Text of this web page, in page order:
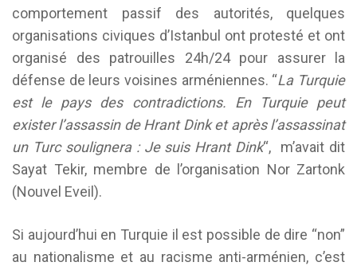
comportement passif des autorités, quelques
organisations civiques d’Istanbul ont protesté et ont
organisé des patrouilles 24h/24 pour assurer la
défense de leurs voisines arméniennes. “La Turquie
est le pays des contradictions. En Turquie peut
exister l’assassin de Hrant Dink et après l’assassinat
un Turc soulignera : Je suis Hrant Dink“, m’avait dit
Sayat Tekir, membre de l’organisation Nor Zartonk
(Nouvel Eveil).
Si aujourd’hui en Turquie il est possible de dire “non”
au nationalisme et au racisme anti-arménien, c’est